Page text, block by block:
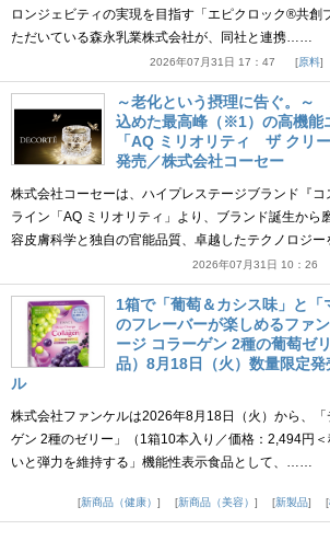
ロンジェビティの実現を目指す「エピクロック®共創
ただいている森永乳業株式会社が、同社と連携……
2026年07月31日 17：47 原料
～老化という摂理に告ぐ。～
込めた最高峰（※1）の高機能
「AQ ミリオリティ ザ クリ
発売／株式会社コーセー
株式会社コーセーは、ハイプレステージブランド『
ライン「AQ ミリオリティ」より、ブランド誕生から
容皮膚科学と独自の官能品質、卓越したテクノロジ
2026年07月31日 10：26
1箱で「葡萄＆カシス味」と「
のフレーバーが楽しめるファ
ージ コラーゲン 2種の葡萄ゼ
品）8月18日（火）数量限定
ル
株式会社ファンケルは2026年8月18日（火）から、
ゲン 2種のゼリー」（1箱10本入り／価格：2,494円
いと弾力を維持する」機能性表示食品として、……
新商品（健康）
新商品（美容） 新製品